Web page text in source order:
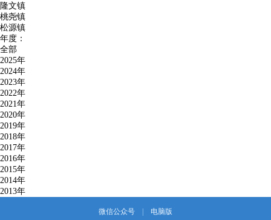
隆文镇
桃尧镇
松源镇
年度：
全部
2025年
2024年
2023年
2022年
2021年
2020年
2019年
2018年
2017年
2016年
2015年
2014年
2013年
微信公众号 电脑版